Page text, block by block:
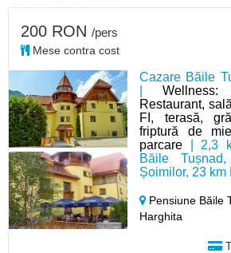
Cazare Băile
|
Restaurant,
FI, terasă,
friptură de
parcare | 2,3
Băile
Șoimilor, 23 km
Pensiune Băile
Harghita
200 RON /pers
Mese contra cost